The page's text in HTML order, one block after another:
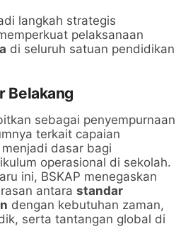
langkah strategis
pelaksanaan
di seluruh satuan pendidikan
Belakang
sebagai penyempurnaan
terkait capaian
dasar bagi
operasional di sekolah.
ini, BSKAP menegaskan
antarastandar
dengan kebutuhan zaman,
serta tantangan global di